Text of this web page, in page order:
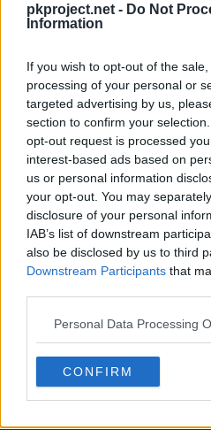
pkproject.net - Do Not
Information
If you wish to opt-out of the
processing of your personal or
targeted advertising by us,
section to confirm your
opt-out request is processed
interest-based ads based on
us or personal information
your opt-out. You may
disclosure of your personal
IAB’s list of downstream
also be disclosed by us to third
Downstream Participants that
Personal Data Processing
CONFIRM
Cache: on | Queries: 1 | Generation time: 1ms